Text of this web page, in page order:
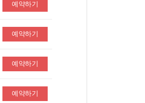
예약하기
예약하기
예약하기
예약하기